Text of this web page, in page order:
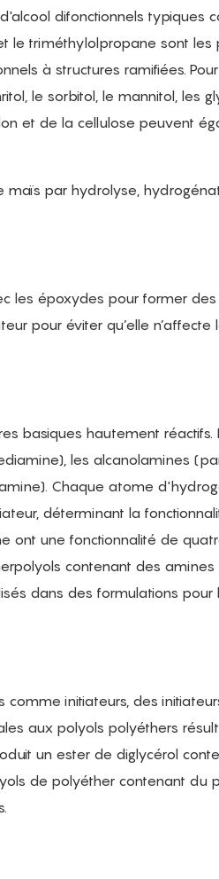
difonctionnels typiques
le triméthylolpropane sont les
à structures ramifiées.
le sorbitol, le mannitol, les
et de la cellulose peuvent
maïs par hydrolyse,
les époxydes pour former des
pour éviter qu’elle n’affecte
basiques hautement réactifs.
les alcanolamines
Chaque atome
déterminant la
ont une fonctionnalité de
contenant des amines
dans des formulations pour
initiateurs, des
aux polyols polyéthers
un ester de diglycérol
de polyéther contenant du